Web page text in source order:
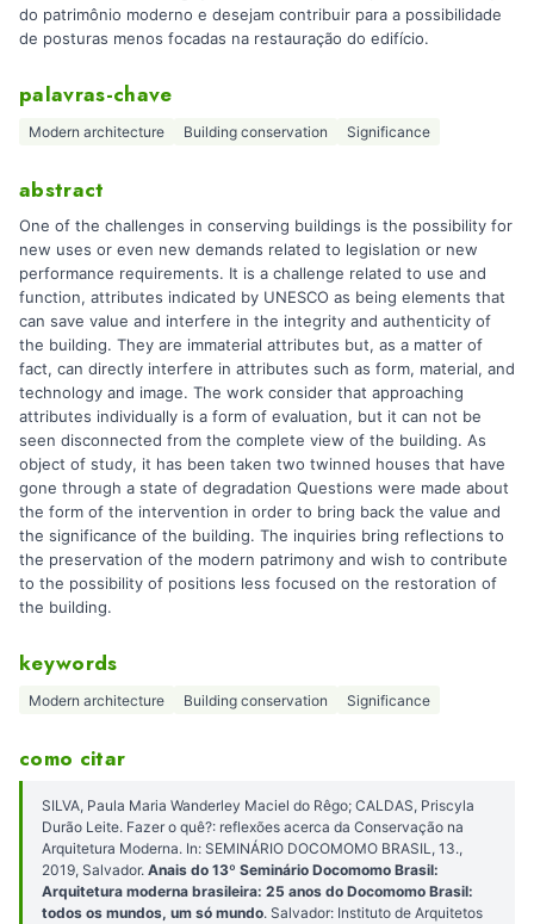
do patrimônio moderno e desejam contribuir para a possibilidade
de posturas menos focadas na restauração do edifício.
palavras-chave
Modern architecture Building conservation Significance
abstract
One of the challenges in conserving buildings is the possibility for
new uses or even new demands related to legislation or new
performance requirements. It is a challenge related to use and
function, attributes indicated by UNESCO as being elements that
can save value and interfere in the integrity and authenticity of
the building. They are immaterial attributes but, as a matter of
fact, can directly interfere in attributes such as form, material, and
technology and image. The work consider that approaching
attributes individually is a form of evaluation, but it can not be
seen disconnected from the complete view of the building. As
object of study, it has been taken two twinned houses that have
gone through a state of degradation Questions were made about
the form of the intervention in order to bring back the value and
the significance of the building. The inquiries bring reflections to
the preservation of the modern patrimony and wish to contribute
to the possibility of positions less focused on the restoration of
the building.
keywords
Modern architecture Building conservation Significance
como citar
SILVA, Paula Maria Wanderley Maciel do Rêgo; CALDAS, Priscyla
Durão Leite. Fazer o quê?: reflexões acerca da Conservação na
Arquitetura Moderna. In: SEMINÁRIO DOCOMOMO BRASIL, 13.,
2019, Salvador. Anais do 13º Seminário Docomomo Brasil:
Arquitetura moderna brasileira: 25 anos do Docomomo Brasil:
todos os mundos, um só mundo. Salvador: Instituto de Arquitetos